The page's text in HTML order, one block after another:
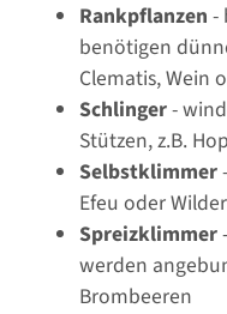
Rankpflanzen -
benötigen
Clematis, Wein
Schlinger-
Stützen, z.B.
Selbstklimmer
Efeu oder
Spreizklimmer
werden
Brombeeren